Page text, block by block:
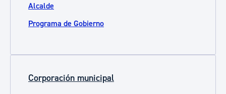
Alcalde
Programa de Gobierno
Corporación municipal